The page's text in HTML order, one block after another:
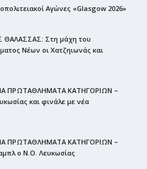
Αγώνες «Glasgow 2026»
Στη μάχη του
Νέων οι Χατζηιωνάς και
ΠΡΩΤΑΘΛΗΜΑΤΑ ΚΑΤΗΓΟΡΙΩΝ –
και φινάλε με νέα
ΠΡΩΤΑΘΛΗΜΑΤΑ ΚΑΤΗΓΟΡΙΩΝ –
ο Ν.Ο. Λευκωσίας